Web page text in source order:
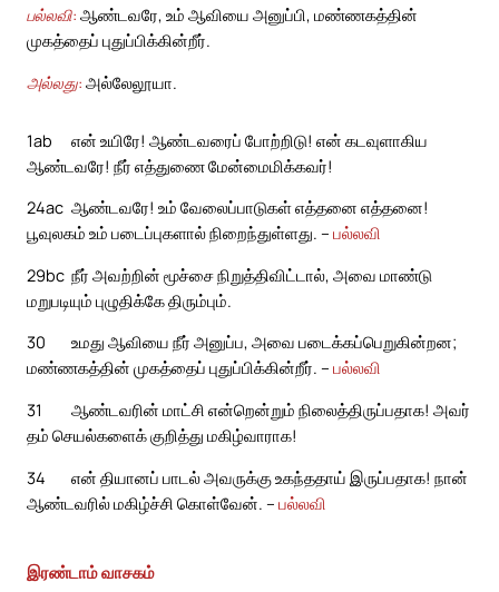
பல்லவி: ஆண்டவரே, உம் ஆவியை அனுப்பி, மண்ணகத்தின்
முகத்தைப் புதுப்பிக்கின்றீர்.
அல்லது: அல்லேலூயா.
1ab
என் உயிரே! ஆண்டவரைப் போற்றிடு! என் கடவுளாகிய
ஆண்டவரே! நீர் எத்துணை மேன்மைமிக்கவர்!
24ac ஆண்டவரே! உம் வேலைப்பாடுகள் எத்தனை எத்தனை!
பூவுலகம் உம் படைப்புகளால் நிறைந்துள்ளது. – பல்லவி
29bc நீர் அவற்றின் மூச்சை நிறுத்திவிட்டால், அவை மாண்டு
மறுபடியும் புழுதிக்கே திரும்பும்.
30
உமது ஆவியை நீர் அனுப்ப, அவை படைக்கப்பெறுகின்றன;
மண்ணகத்தின் முகத்தைப் புதுப்பிக்கின்றீர். – பல்லவி
31
ஆண்டவரின் மாட்சி என்றென்றும் நிலைத்திருப்பதாக! அவர்
தம் செயல்களைக் குறித்து மகிழ்வாராக!
34
என் தியானப் பாடல் அவருக்கு உகந்ததாய் இருப்பதாக! நான்
ஆண்டவரில் மகிழ்ச்சி கொள்வேன். – பல்லவி
இரண்டாம் வாசகம்